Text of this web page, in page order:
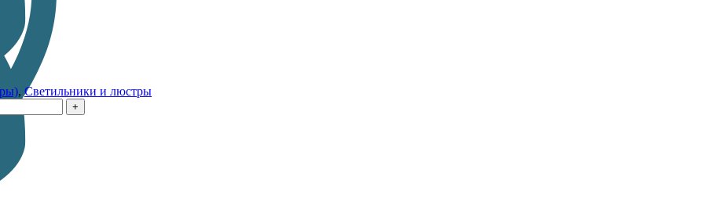
, Светильники и люстры